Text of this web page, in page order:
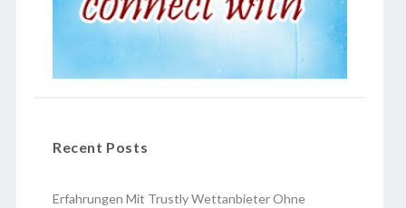
Recent Posts
Erfahrungen Mit Trustly Wettanbieter Ohne